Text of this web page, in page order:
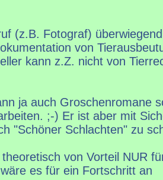
(z.B. Fotograf)
von
kann z.Z. nicht von
ja auch Groschenromane
;-) Er ist aber mit
"Schöner Schlachten" zu
von Vorteil NUR
es für ein Fortschritt an